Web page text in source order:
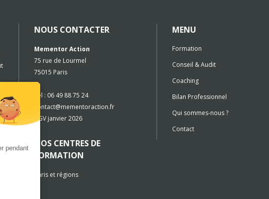
NOUS CONTACTER
Mementor Action
75 rue de Lourmel
75015 Paris
Tél : 06 49 88 75 24
contact@mementoraction.fr
CGV janvier 2026
NOS CENTRES DE
FORMATION
Paris et régions
MENU
Formation
Conseil & Audit
Coaching
Bilan Professionnel
Qui sommes-nous ?
Contact
pendant